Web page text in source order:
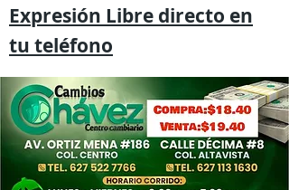
Expresión Libre directo en
tu teléfono